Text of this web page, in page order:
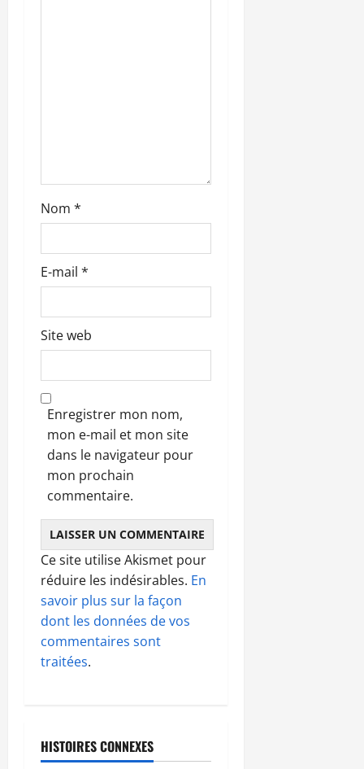
Nom *
E-mail *
Site web
Enregistrer mon nom,
mon e-mail et mon site
dans le navigateur pour
mon prochain
commentaire.
Ce site utilise Akismet pour
réduire les indésirables. En
savoir plus sur la façon
dont les données de vos
commentaires sont
traitées.
HISTOIRES CONNEXES